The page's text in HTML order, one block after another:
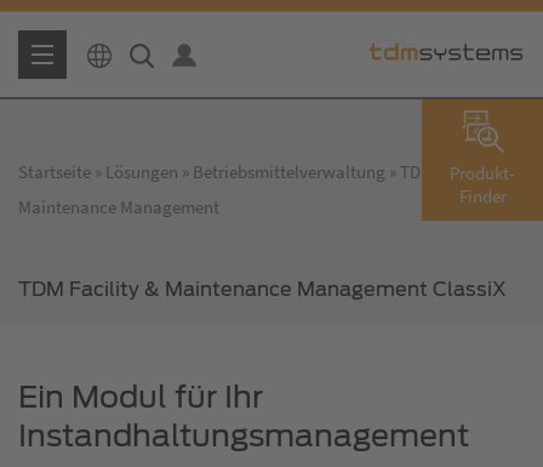
Produkt-
Finder
Startseite Lösungen Betriebsmittelverwaltung
TDM Facility &
Maintenance Management
TDM Facility & Maintenance Management ClassiX
Ein Modul für Ihr
Instandhaltungsmanagement